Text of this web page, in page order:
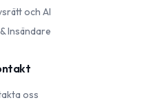
och AI
Insändare
oss